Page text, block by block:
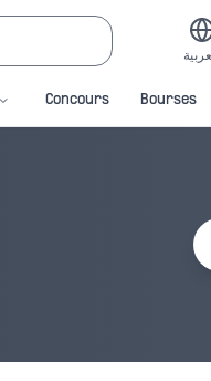
Concours Bourses